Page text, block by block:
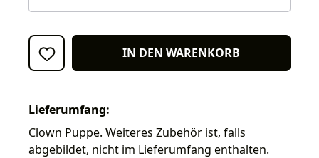
IN DEN WARENKORB
Lieferumfang:
Clown Puppe. Weiteres Zubehör ist, falls
abgebildet, nicht im Lieferumfang enthalten.